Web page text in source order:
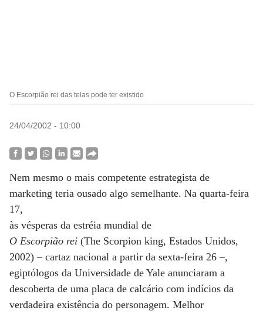
O Escorpião rei das telas pode ter existido
24/04/2002 - 10:00
Nem mesmo o mais competente estrategista de
marketing teria ousado algo semelhante. Na quarta-feira
17,
às vésperas da estréia mundial de
O Escorpião rei (The Scorpion king, Estados Unidos,
2002) – cartaz nacional a partir da sexta-feira 26 –,
egiptólogos da Universidade de Yale anunciaram a
descoberta de uma placa de calcário com indícios da
verdadeira existência do personagem. Melhor